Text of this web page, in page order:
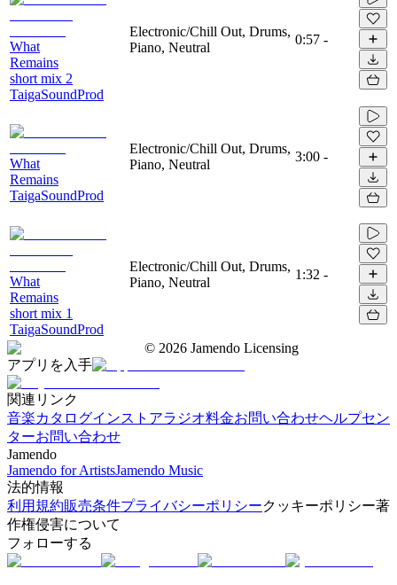
What
Remains
short mix 2
TaigaSoundProd
Electronic/Chill Out, Drums,
Piano, Neutral
0:57 -
What
Remains
TaigaSoundProd
Electronic/Chill Out, Drums,
Piano, Neutral
3:00 -
What
Remains
short mix 1
TaigaSoundProd
Electronic/Chill Out, Drums,
Piano, Neutral
1:32 -
© 2026 Jamendo Licensing
アプリを入手
関連リンク
音楽カタログインストアラジオ料金お問い合わせヘルプセン
ターお問い合わせ
Jamendo
Jamendo for ArtistsJamendo Music
法的情報
利用規約販売条件プライバシーポリシークッキーポリシー著
作権侵害について
フォローする